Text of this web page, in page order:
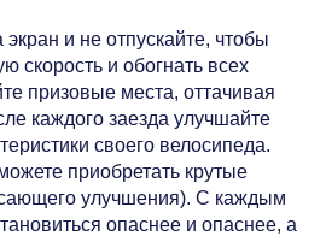
и не отпускайте, чтобы
скорость и обогнать всех
призовые места, оттачивая
каждого заезда улучшайте
своего велосипеда.
приобретать крутые
улучшения). С каждым
опаснее и опаснее, а